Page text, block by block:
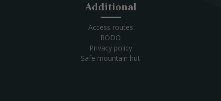
Additional
Access routes
RODO
Privacy policy
Safe mountain hut